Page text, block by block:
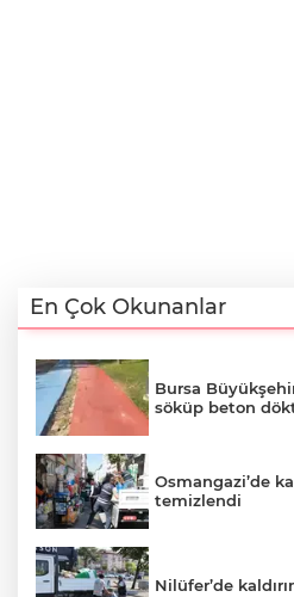
En Çok Okunanlar
Bursa
söküp beton
Osmangazi’de
temizlendi
Nilüfer’de